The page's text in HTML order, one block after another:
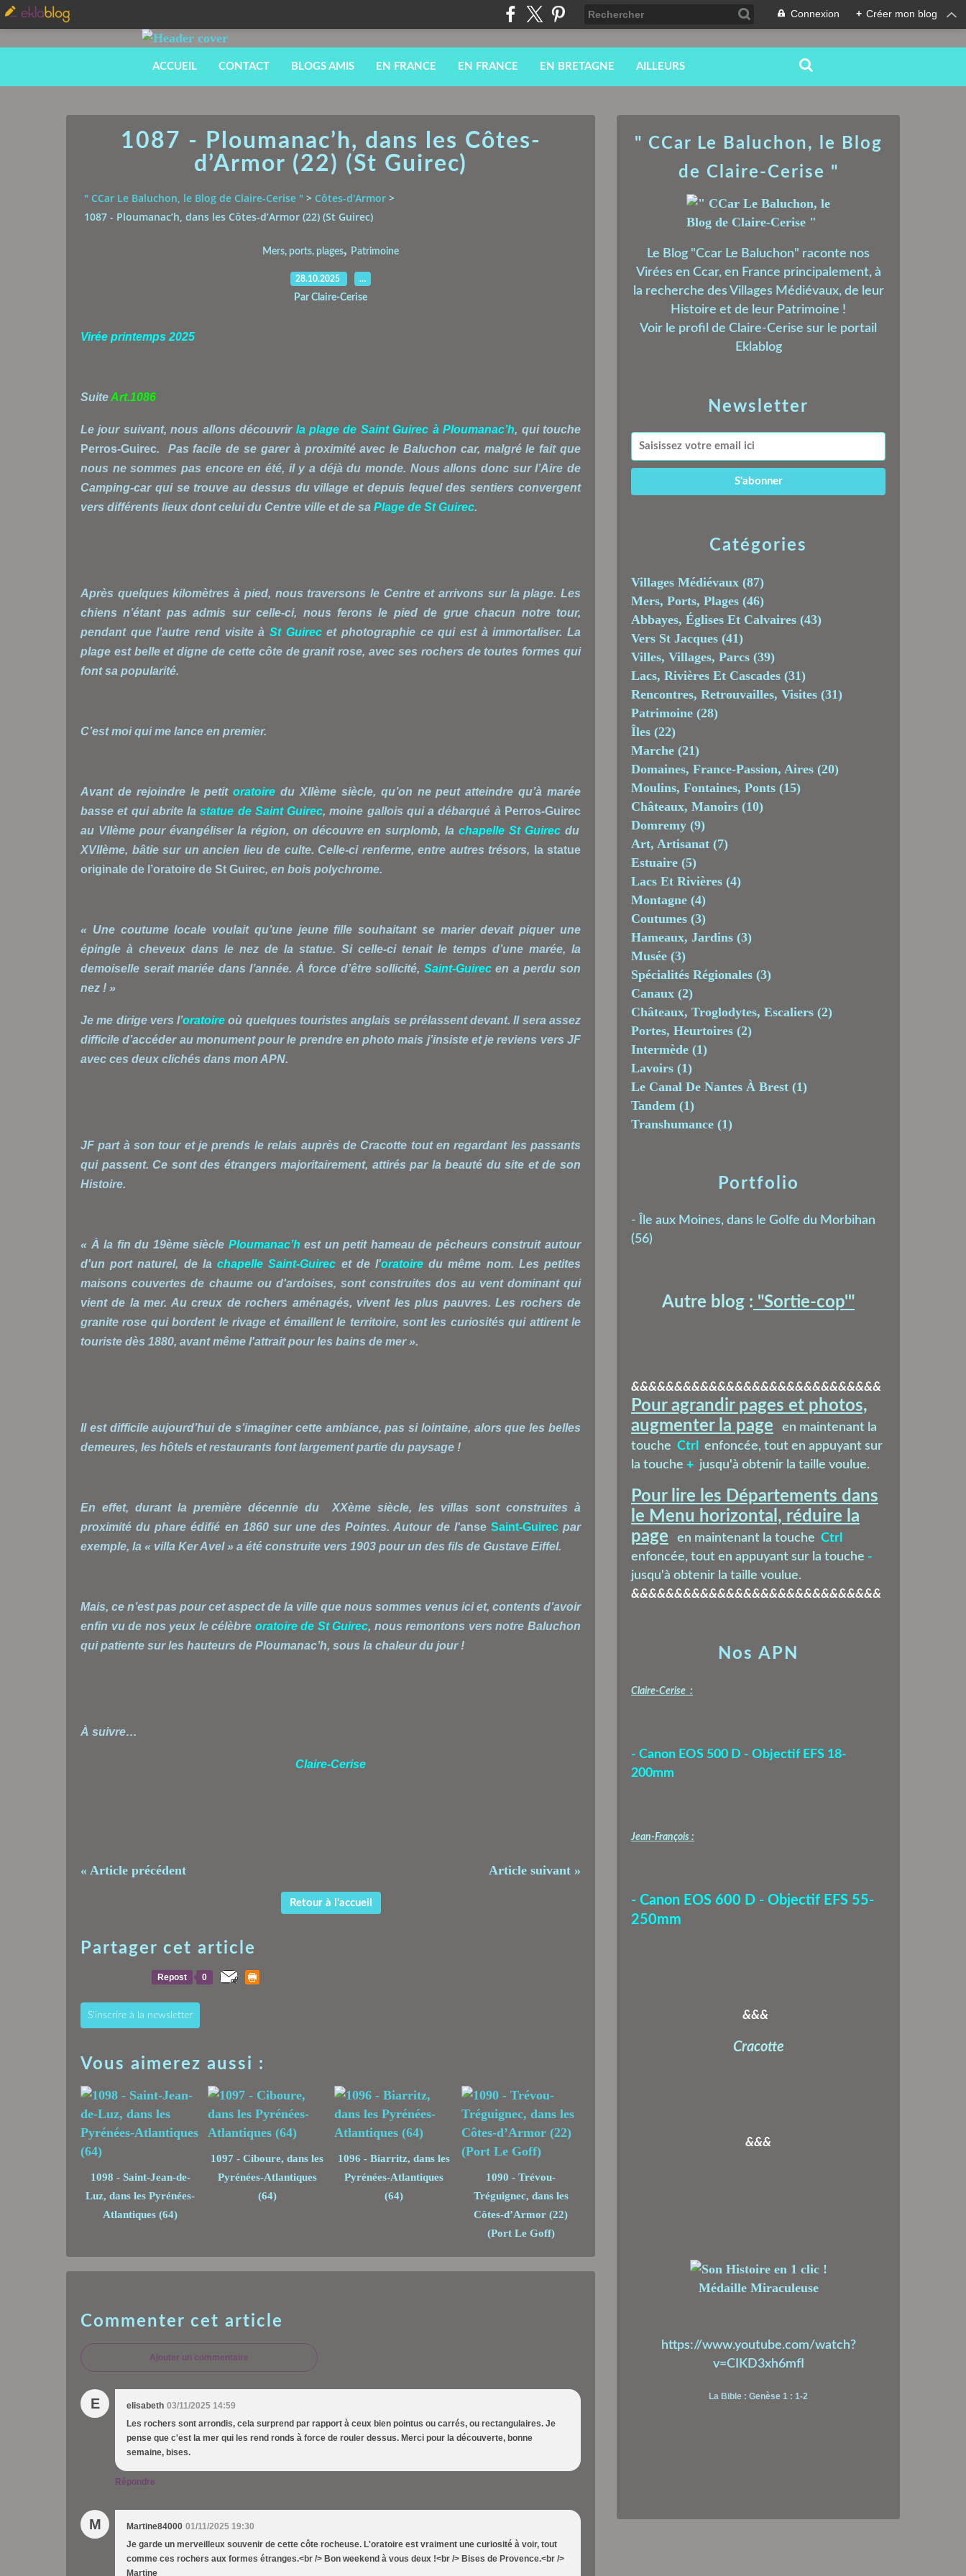
Connexion + Créer mon blog
ACCUEIL CONTACT BLOGS AMIS EN FRANCE EN FRANCE EN BRETAGNE AILLEURS
1087 - Ploumanac’h, dans les Côtes-
d’Armor (22) (St Guirec)
" CCar Le Baluchon, le Blog de Claire-Cerise " > Côtes-d'Armor >
1087 - Ploumanac’h, dans les Côtes-d’Armor (22) (St Guirec)
Mers, ports, plages, Patrimoine
28.10.2025 …
Par Claire-Cerise
Virée printemps 2025
SuiteArt.1086
Le jour suivant, nous allons découvrir la plage de Saint Guirec à Ploumanac’h, qui touche
Perros-Guirec. Pas facile de se garer à proximité avec le Baluchon car, malgré le fait que
nous ne sommes pas encore en été, il y a déjà du monde. Nous allons donc sur l’Aire de
Camping-car qui se trouve au dessus du village et depuis lequel des sentiers convergent
vers différents lieux dont celui du Centre ville et de sa Plage de St Guirec.
Après quelques kilomètres à pied, nous traversons le Centre et arrivons sur la plage. Les
chiens n’étant pas admis sur celle-ci, nous ferons le pied de grue chacun notre tour,
pendant que l’autre rend visite à St Guirecet photographie ce qui est à immortaliser. La
plage est belle et digne de cette côte de granit rose, avec ses rochers de toutes formes qui
font sa popularité.
C’est moi qui me lance en premier.
Avant de rejoindre le petitoratoire du XIIème siècle, qu’on ne peut atteindre qu’à marée
basse et qui abrite lastatue de Saint Guirec, moine gallois qui a débarqué à Perros-Guirec
au VIIème pour évangéliser la région, on découvre en surplomb, lachapelle St Guirec du
XVIIème, bâtie sur un ancien lieu de culte. Celle-ci renferme, entre autres trésors,
la statue
originale de l’oratoire de St Guirec, en bois polychrome.
« Une coutume locale voulait qu’une jeune fille souhaitant se marier devait piquer une
épingle à cheveux dans le nez de la statue. Si celle-ci tenait le temps d’une marée, la
demoiselle serait mariée dans l’année. À force d’être sollicité, Saint-Guirecen a perdu son
nez ! »
Je me dirige vers l’oratoireoù quelques touristes anglais se prélassent devant. Il sera assez
difficile d’accéder au monument pour le prendre en photo mais j’insiste et je reviens vers JF
avec ces deux clichés dans mon APN.
JF part à son tour et je prends le relais auprès de Cracotte tout en regardant les passants
qui passent. Ce sont des étrangers majoritairement, attirés par la beauté du site et de son
Histoire.
« À la fin du 19ème siècle Ploumanac’h est un petit hameau de pêcheurs construit autour
d'un port naturel, de lachapelle Saint-Guirec et de l'oratoiredu même nom. Les petites
maisons couvertes de chaume ou d'ardoises, sont construites dos au vent dominant qui
vient de la mer. Au creux de rochers aménagés, vivent les plus pauvres. Les rochers de
granite rose qui bordent le rivage et émaillent le territoire, sont les curiosités qui attirent le
touriste dès 1880, avant même l'attrait pour les bains de mer ».
Il est difficile aujourd’hui de s’imaginer cette ambiance, pas si lointaine, alors que les belles
demeures, les hôtels et restaurants font largement partie du paysage !
En effet, durant la première décennie du
XXème siècle, les villas sont construites à
proximité du phare édifié en 1860 sur une des Pointes. Autour de l'anse Saint-Guirecpar
exemple, la « villa Ker Avel » a été construite vers 1903 pour un des fils de Gustave Eiffel.
Mais, ce n’est pas pour cet aspect de la ville que nous sommes venus ici et, contents d’avoir
enfin vu de nos yeux le célèbre oratoire de St Guirec, nous remontons vers notre Baluchon
qui patiente sur les hauteurs de Ploumanac’h, sous la chaleur du jour !
À suivre…
Claire-Cerise
« Article précédent Article suivant »
Retour à l'accueil
Partager cet article
Repost 0
S'inscrire à la newsletter
Vous aimerez aussi :
1098 - Saint-Jean-de-
Luz, dans les Pyrénées-
Atlantiques (64)
1097 - Ciboure, dans les
Pyrénées-Atlantiques
(64)
1096 - Biarritz, dans les
Pyrénées-Atlantiques
(64)
1090 - Trévou-
Tréguignec, dans les
Côtes-d’Armor (22)
(Port Le Goff)
Commenter cet article
Ajouter un commentaire
E elisabeth 03/11/2025 14:59
Les rochers sont arrondis, cela surprend par rapport à ceux bien pointus ou carrés, ou rectangulaires. Je
pense que c'est la mer qui les rend ronds à force de rouler dessus. Merci pour la découverte, bonne
semaine, bises.
Répondre
M Martine84000 01/11/2025 19:30
Je garde un merveilleux souvenir de cette côte rocheuse. L'oratoire est vraiment une curiosité à voir, tout
comme ces rochers aux formes étranges.<br /> Bon weekend à vous deux !<br /> Bises de Provence.<br />
Martine
Newsletter
Catégories
Villages Médiévaux (87)
Mers, Ports, Plages (46)
Abbayes, Églises Et Calvaires (43)
Vers St Jacques (41)
Villes, Villages, Parcs (39)
Lacs, Rivières Et Cascades (31)
Rencontres, Retrouvailles, Visites (31)
Patrimoine (28)
Îles (22)
Marche (21)
Domaines, France-Passion, Aires (20)
Moulins, Fontaines, Ponts (15)
Châteaux, Manoirs (10)
Domremy (9)
Art, Artisanat (7)
Estuaire (5)
Lacs Et Rivières (4)
Montagne (4)
Coutumes (3)
Hameaux, Jardins (3)
Musée (3)
Spécialités Régionales (3)
Canaux (2)
Châteaux, Troglodytes, Escaliers (2)
Portes, Heurtoires (2)
Intermède (1)
Lavoirs (1)
Le Canal De Nantes À Brest (1)
Tandem (1)
Transhumance (1)
" CCar Le Baluchon, le Blog
de Claire-Cerise "
Le Blog "Ccar Le Baluchon" raconte nos
Virées en Ccar, en France principalement, à
la recherche des Villages Médiévaux, de leur
Histoire et de leur Patrimoine !
Voir le profil de Claire-Cerise sur le portail
Eklablog
Nos APN
Claire-Cerise :
- Canon EOS 500 D - Objectif EFS 18-
200mm
Jean-François :
- Canon EOS 600 D - Objectif EFS 55-
250mm
&&&
Cracotte
&&&
Médaille Miraculeuse
https://www.youtube.com/watch?
v=CIKD3xh6mfI
La Bible : Genèse 1 : 1-2
Portfolio
- Île aux Moines, dans le Golfe du Morbihan
(56)
Autre blog : "Sortie-cop'"
&&&&&&&&&&&&&&&&&&&&&&&&&&&&&
Pour agrandir pages et photos,
augmenter la page
en maintenant la
touche Ctrl
enfoncée, tout en appuyant sur
la touche + jusqu'à obtenir la taille voulue.
Pour lire les Départements dans
le Menu horizontal, réduire la
page
en maintenant la touche Ctrl
enfoncée, tout en appuyant sur la touche -
jusqu'à obtenir la taille voulue.
&&&&&&&&&&&&&&&&&&&&&&&&&&&&&